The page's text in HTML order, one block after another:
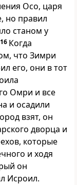
Осо, царя
но правил
станом у
16 Когда
что Зимри
его, они в тот
Омри и все
и осадили
взят, он
дворца и
которые
и ходя
он
Исроил.